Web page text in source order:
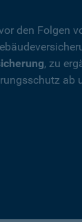
den Folgen
, zu